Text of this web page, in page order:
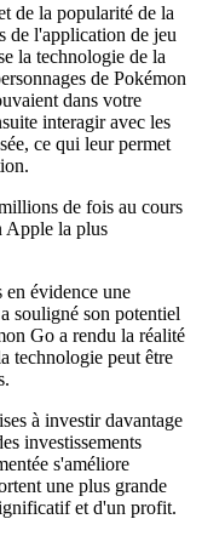
de la popularité de la
de l'application de jeu
la technologie de la
de Pokémon
dans votre
interagir avec les
ce qui leur permet
de fois au cours
Apple la plus
en évidence une
souligné son potentiel
Go a rendu la réalité
technologie peut être
à investir davantage
investissements
s'améliore
une plus grande
et d'un profit.